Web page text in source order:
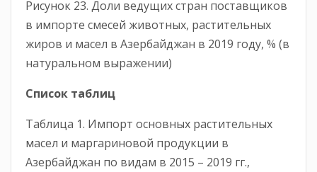
Рисунок 23. Доли ведущих стран поставщиков
в импорте смесей животных, растительных
жиров и масел в Азербайджан в 2019 году, % (в
натуральном выражении)
Список таблиц
Таблица 1. Импорт основных растительных
масел и маргариновой продукции в
Азербайджан по видам в 2015 – 2019 гг.,